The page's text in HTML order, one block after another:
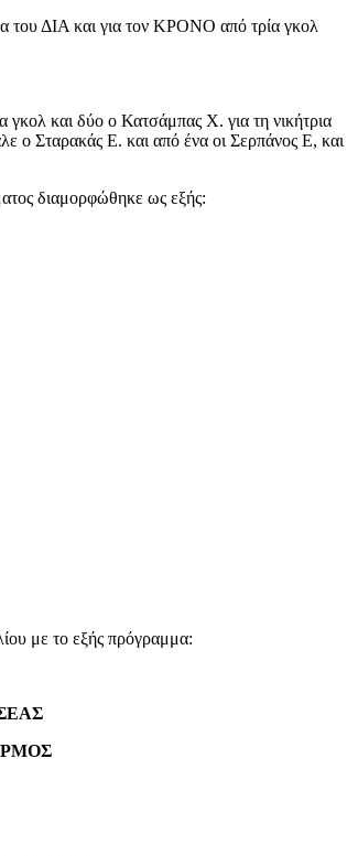
του ΔΙΑ και για τον ΚΡΟΝΟ από τρία γκολ
και δύο ο Κατσάμπας Χ. για τη νικήτρια
Σταρακάς Ε. και από ένα οι Σερπάνος Ε, και
διαμορφώθηκε ως εξής:
με το εξής πρόγραμμα: